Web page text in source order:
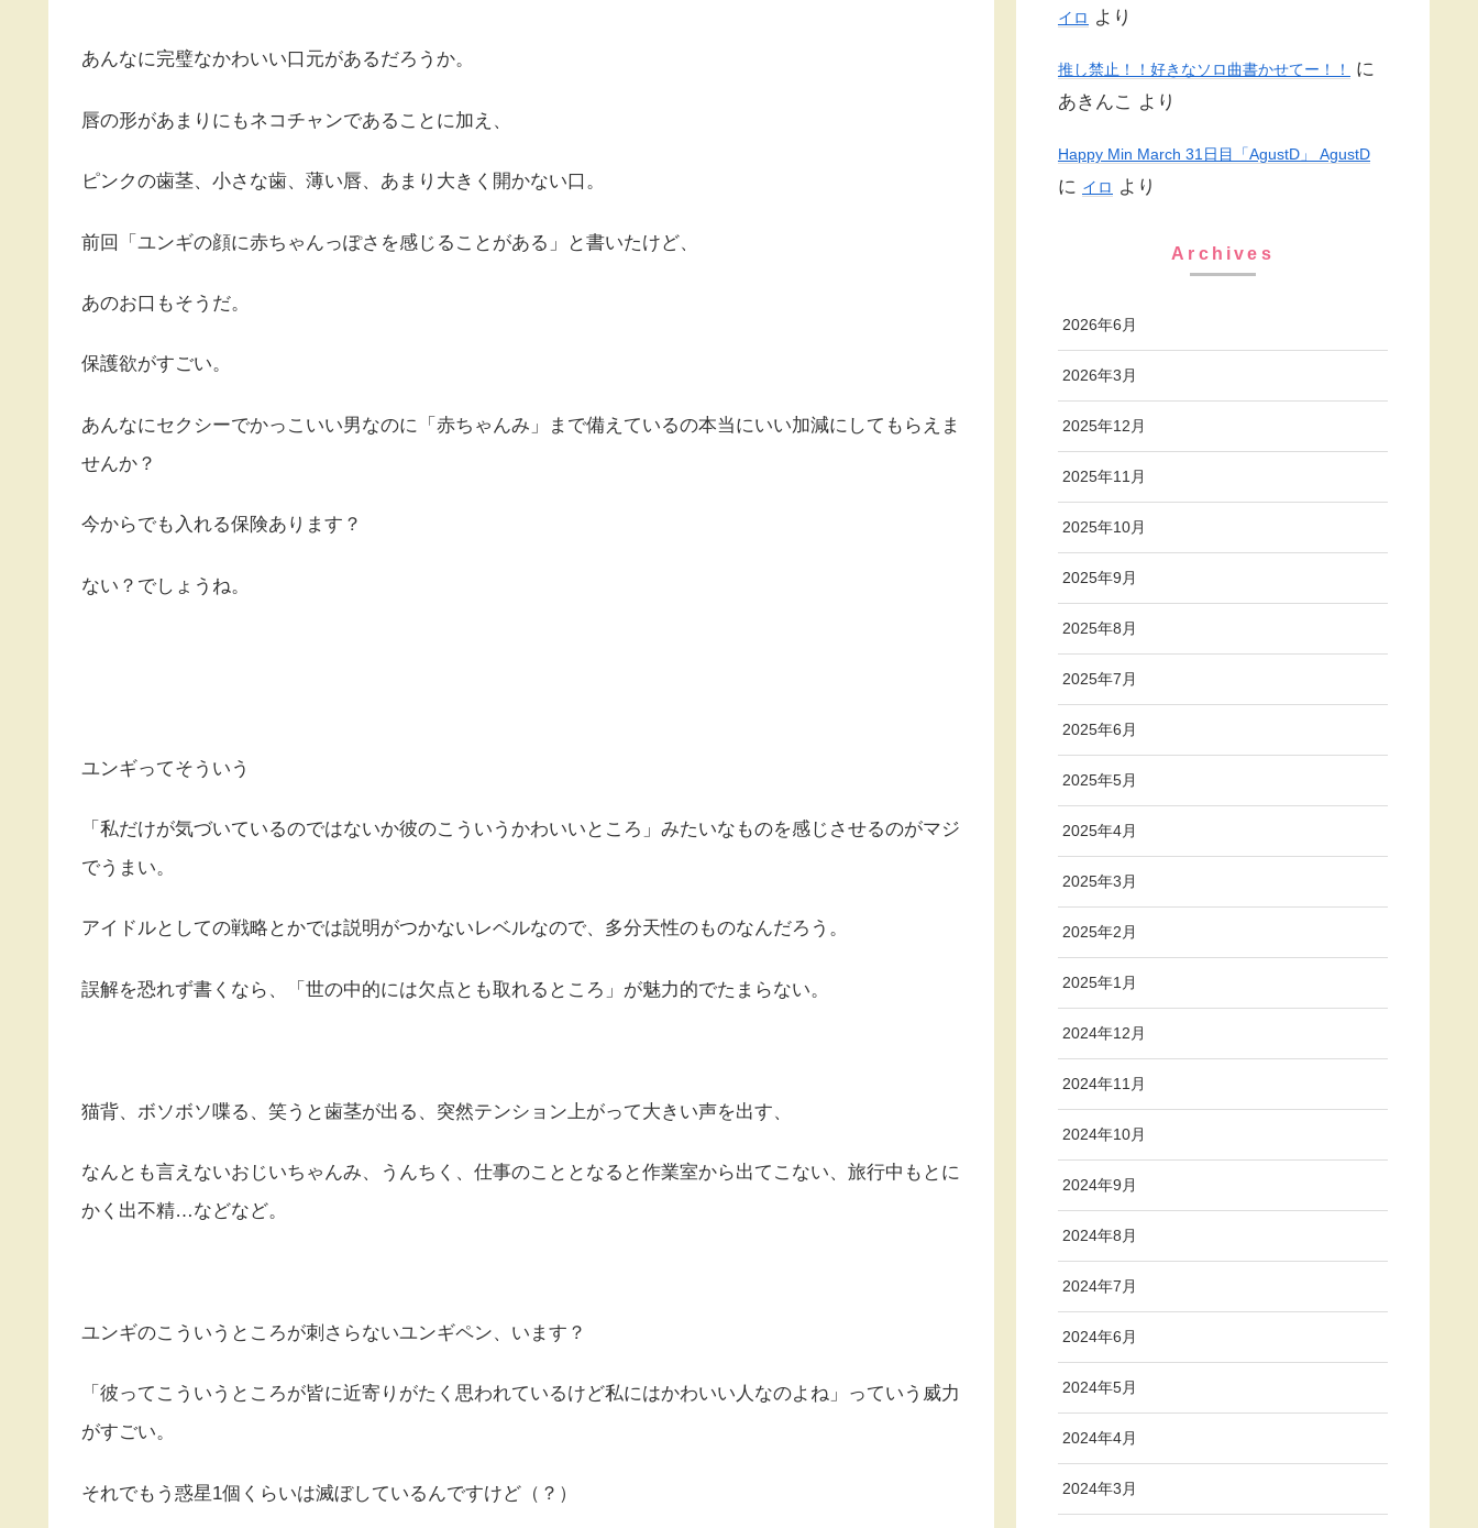
あんなに完璧なかわいい口元があるだろうか。
唇の形があまりにもネコチャンであることに加え、
ピンクの歯茎、小さな歯、薄い唇、あまり大きく開かない口。
前回「ユンギの顔に赤ちゃんっぽさを感じることがある」と書いたけど、
あのお口もそうだ。
保護欲がすごい。
あんなにセクシーでかっこいい男なのに「赤ちゃんみ」まで備えているの本当にいい加減にしてもらえま
せんか？
今からでも入れる保険あります？
ない？でしょうね。
ユンギってそういう
「私だけが気づいているのではないか彼のこういうかわいいところ」みたいなものを感じさせるのがマジ
でうまい。
アイドルとしての戦略とかでは説明がつかないレベルなので、多分天性のものなんだろう。
誤解を恐れず書くなら、「世の中的には欠点とも取れるところ」が魅力的でたまらない。
猫背、ボソボソ喋る、笑うと歯茎が出る、突然テンション上がって大きい声を出す、
なんとも言えないおじいちゃんみ、うんちく、仕事のこととなると作業室から出てこない、旅行中もとに
かく出不精…などなど。
ユンギのこういうところが刺さらないユンギペン、います？
「彼ってこういうところが皆に近寄りがたく思われているけど私にはかわいい人なのよね」っていう威力
がすごい。
それでもう惑星1個くらいは滅ぼしているんですけど（？）
イロ より
推し禁止！！好きなソロ曲書かせてー！！
に
あきんこ
より
Happy Min March 31日目「AgustD」 AgustD
に イロ より
Archives
2026年6月
2026年3月
2025年12月
2025年11月
2025年10月
2025年9月
2025年8月
2025年7月
2025年6月
2025年5月
2025年4月
2025年3月
2025年2月
2025年1月
2024年12月
2024年11月
2024年10月
2024年9月
2024年8月
2024年7月
2024年6月
2024年5月
2024年4月
2024年3月